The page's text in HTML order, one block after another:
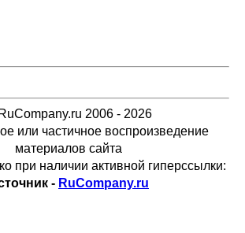
2006 - 2026
или частичное воспроизведение
материалов сайта
при наличии активной гиперссылки:
- RuCompany.ru